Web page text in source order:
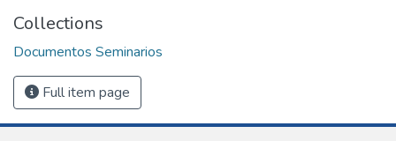
Collections
Documentos Seminarios
Full item page